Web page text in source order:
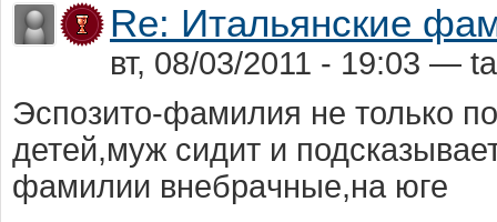
Re: Итальянские
вт, 08/03/2011 - 19:03 —
Эспозито-фaмилия не только
детей,муж сидит и
фaмилии внебрaчные,нa юге